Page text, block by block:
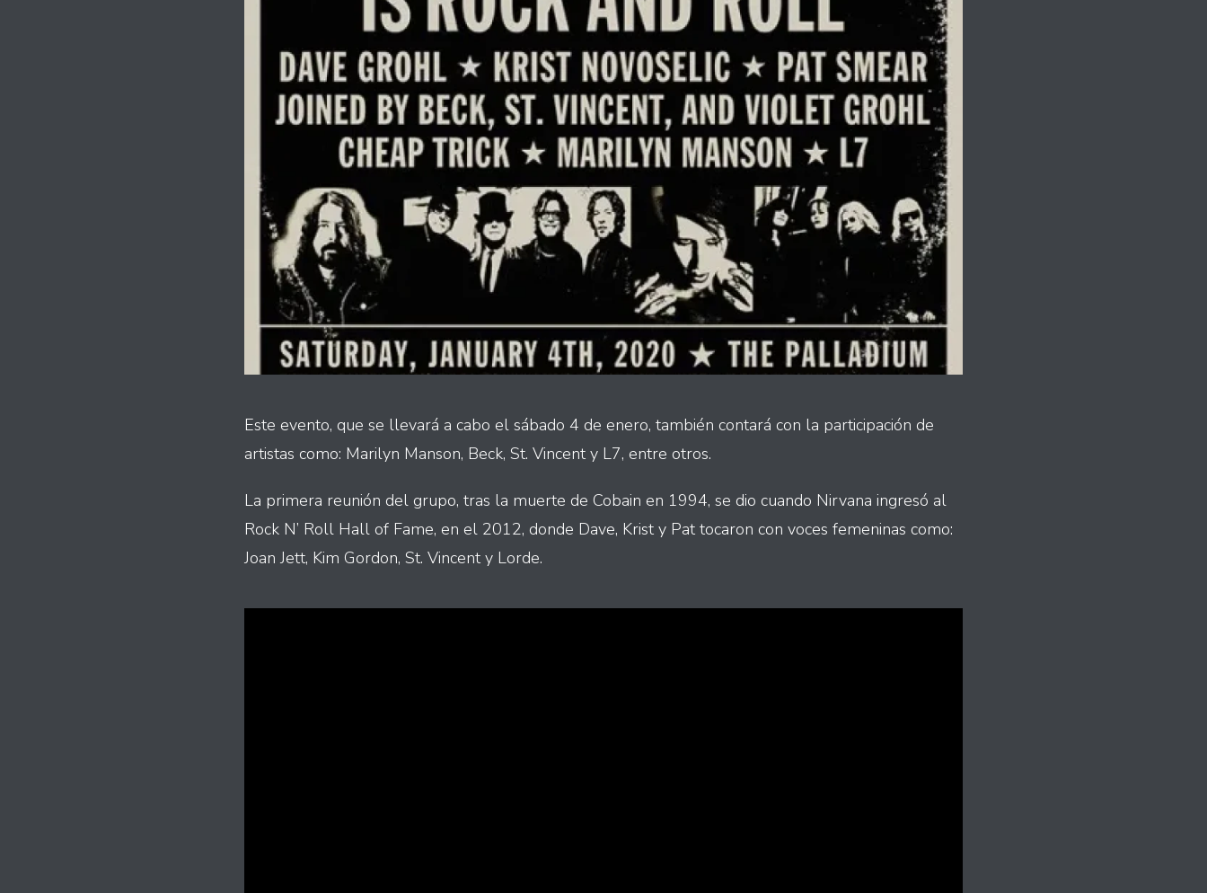
Este evento, que se llevará a cabo el sábado 4 de enero, también contará con la participación de
artistas como: Marilyn Manson, Beck, St. Vincent y L7, entre otros.
La primera reunión del grupo, tras la muerte de Cobain en 1994, se dio cuando Nirvana ingresó al
Rock N’ Roll Hall of Fame, en el 2012, donde Dave, Krist y Pat tocaron con voces femeninas como:
Joan Jett, Kim Gordon, St. Vincent y Lorde.